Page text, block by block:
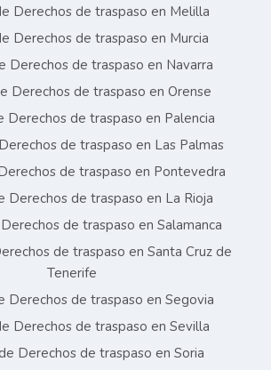
Derechos de traspaso en Melilla
Derechos de traspaso en Murcia
Derechos de traspaso en Navarra
Derechos de traspaso en Orense
Derechos de traspaso en Palencia
de traspaso en Las Palmas
de traspaso en Pontevedra
Derechos de traspaso en La Rioja
de traspaso en Salamanca
de traspaso en Santa Cruz de
Tenerife
Derechos de traspaso en Segovia
Derechos de traspaso en Sevilla
Derechos de traspaso en Soria